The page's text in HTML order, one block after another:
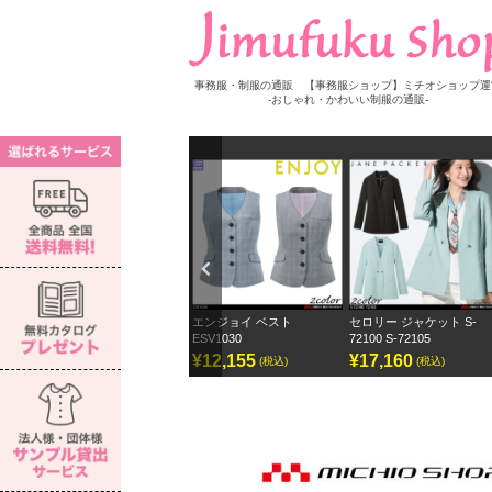
事務服・制服の通販 【事務服ショップ】ミチオショップ
-おしゃれ・かわいい制服の通販-
ous
ス S-
エンジョイ ベスト
ESV1030
¥12,155
セロリー ジャケット S-
72100 S-72105
¥17,160 (税込)
セロリー ワイドパン
ェーンパッカー
¥12,870 (税込)